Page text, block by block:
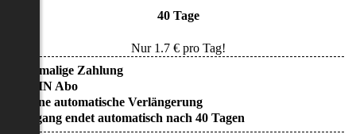
40 Tage
Nur 1.7€ pro Tag!
• Einmalige Zahlung
• KEIN Abo
• Keine automatische Verlängerung
• Zugang endet automatisch nach 40 Tagen